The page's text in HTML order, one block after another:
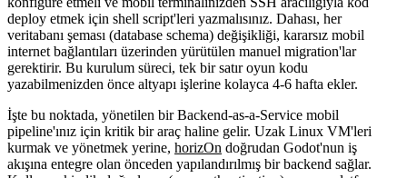
deploy etmek için shell script'leri yazmalısınız. Dahası, her
veritabanı şeması (database schema) değişikliği, kararsız mobil
internet bağlantıları üzerinden yürütülen manuel migration'lar
gerektirir. Bu kurulum süreci, tek bir satır oyun kodu
yazabilmenizden önce altyapı işlerine kolayca 4-6 hafta ekler.
İşte bu noktada, yönetilen bir Backend-as-a-Service mobil
pipeline'ınız için kritik bir araç haline gelir. Uzak Linux VM'leri
kurmak ve yönetmek yerine, horizOn doğrudan Godot'nun iş
akışına entegre olan önceden yapılandırılmış bir backend sağlar.